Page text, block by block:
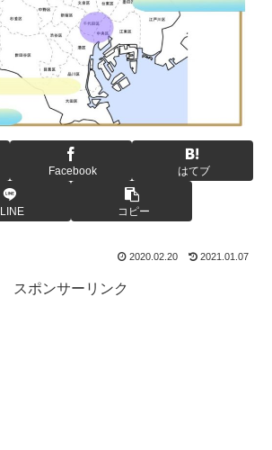
Facebook はてブ
LINE コピー
2020.02.20 2021.01.07
スポンサーリンク